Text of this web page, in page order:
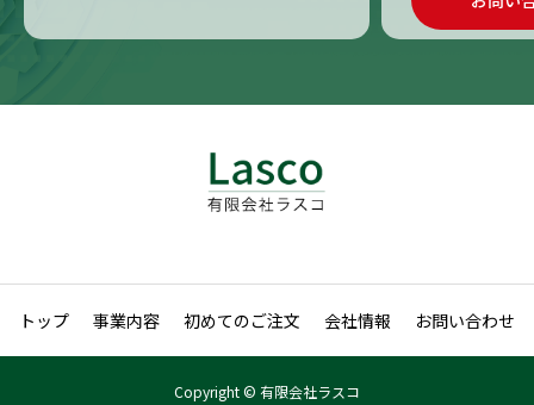
トップ 事業内容 初めてのご注文 会社情報 お問い合わせ
Copyright © 有限会社ラスコ